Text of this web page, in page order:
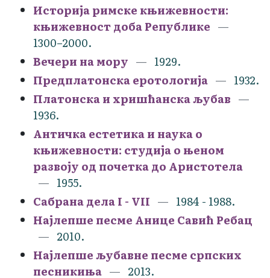
Историја римске књижевности:
књижевност доба Републике
1300–2000.
Вечери на мору
1929.
Предплатонска еротологија
1932.
Платонска и хришћанска љубав
1936.
Античка естетика и наука о
књижевности: студија о њеном
развоју од почетка до Аристотела
1955.
Сабрана дела I - VII
1984 - 1988.
Најлепше песме Анице Савић Ребац
2010.
Најлепше љубавне песме српских
песникиња
2013.